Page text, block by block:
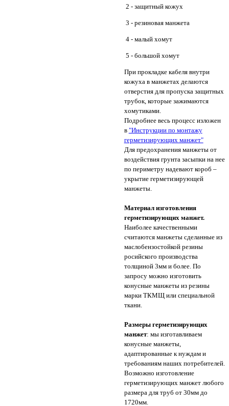
2 - защитный кожух
3 - резиновая манжета
4 - малый хомут
5 - большой хомут
При прокладке кабеля внутри
кожуха в манжетах делаются
отверстия для пропуска защитных
трубок, которые зажимаются
хомутиками.
Подробнее весь процесс изложен
в "Инструкции по монтажу
герметизирующих манжет"
Для предохранения манжеты от
воздействия грунта засыпки на нее
по периметру надевают короб –
укрытие герметизирующей
манжеты.
Материал изготовления
герметизирующих манжет.
Наиболее качественными
считаются манжеты сделанные из
маслобензостойкой резины
росийского производства
толщиной 3мм и более. По
запросу можно изготовить
конусные манжеты из резины
марки ТКМЩ или специальной
ткани.
Размеры герметизирующих
манжет: мы изготавливаем
конусные манжеты,
адаптированные к нуждам и
требованиям наших потребителей.
Возможно изготовление
герметизирующих манжет любого
размера для труб от 30мм до
1720мм.